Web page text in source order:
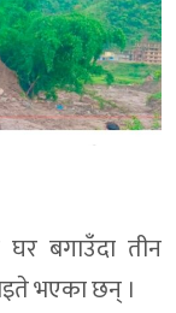
बगाउँदा तीन
भएका छन् ।